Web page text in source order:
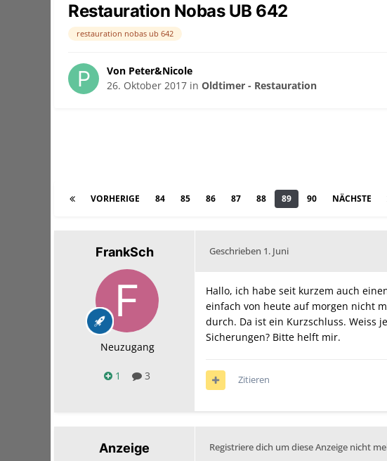
Restauration Nobas UB 642
restauration nobas ub 642
Von Peter&Nicole
26. Oktober 2017 in Oldtimer - Restauration
VORHERIGE 84 85 86 87 88 89 90 NÄCHSTE
FrankSch
Neuzugang
1 3
Geschrieben 1. Juni
Hallo, ich habe seit kurzem auch
einfach von heute auf morgen nicht
durch. Da ist ein Kurzschluss. Weiss
Sicherungen? Bitte helft mir.
Zitieren
Anzeige Registriere dich um diese Anzeige nicht